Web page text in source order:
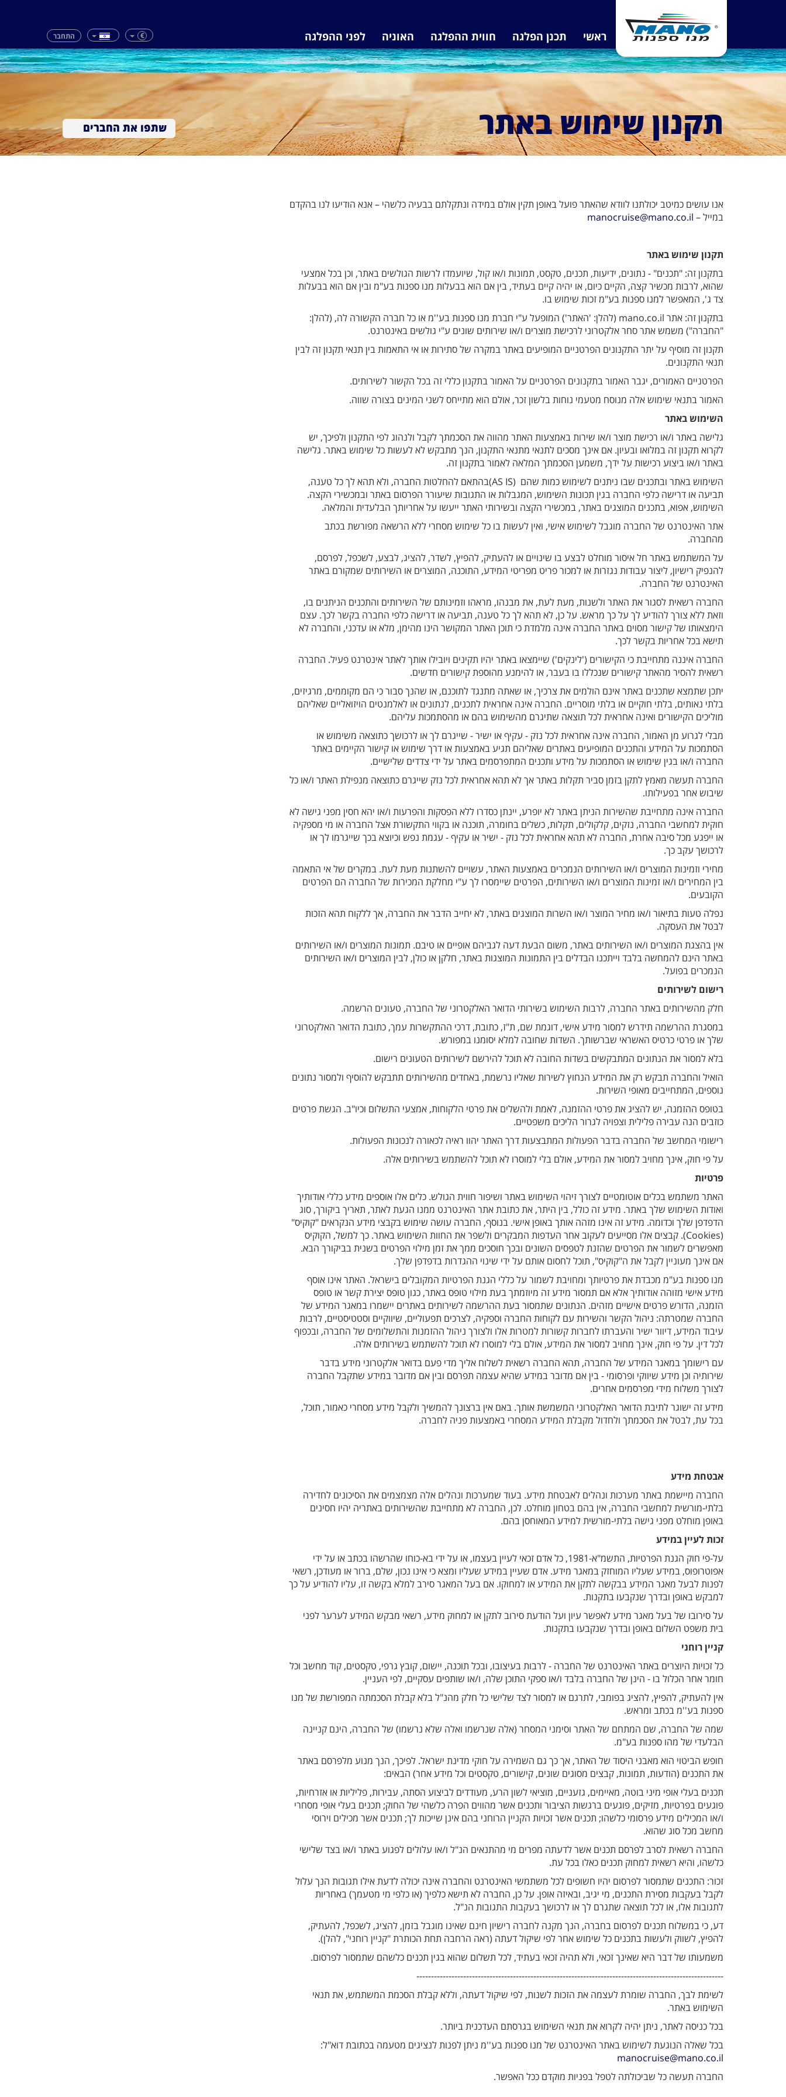
ראשי תכנן הפלגה חווית ההפלגה האוניה לפני ההפלגה € התחבר
תקנון שימוש באתר שתפו את החברים
אנו עושים כמיטב יכולתנו לוודא שהאתר פועל באופן תקין אולם במידה ונתקלתם בבעיה כלשהי – אנא הודיעו לנו בהקדם
במייל – manocruise@mano.co.il
תקנון שימושבאתר
בתקנון זה: "תכנים" - נתונים, ידיעות, תכנים, טקסט, תמונות ו/או קול, שיועמדו לרשות הגולשים באתר, וכן בכל אמצעי
שהוא, לרבות מכשיר קצה, הקיים כיום, או יהיה קיים בעתיד, בין אם הוא בבעלות מנו ספנות בע"מ ובין אם הוא בבעלות
צד ג', המאפשר למנו ספנות בע"מ זכות שימוש בו.
בתקנון זה: אתר mano.co.il (להלן: 'האתר') המופעל ע"י חברת מנו ספנות בע''מ או כל חברה הקשורה לה, (להלן:
"החברה") משמש אתר סחר אלקטרוני לרכישת מוצרים ו/או שירותים שונים ע"י גולשים באינטרנט.
תקנון זה מוסיף על יתר התקנונים הפרטניים המופיעים באתר במקרה של סתירות או אי התאמות בין תנאי תקנון זה לבין
תנאי התקנונים.
הפרטניים האמורים, יגבר האמור בתקנונים הפרטניים על האמור בתקנון כללי זה בכל הקשור לשירותים.
האמור בתנאי שימוש אלה מנוסח מטעמי נוחות בלשון זכר, אולם הוא מתייחס לשני המינים בצורה שווה.
השימוש באתר
גלישה באתר ו/או רכישת מוצר ו/או שירות באמצעות האתר מהווה את הסכמתך לקבל ולנהוג לפי התקנון ולפיכך, יש
לקרוא תקנון זה במלואו ובעיון. אם אינך מסכים לתנאי מתנאי התקנון, הנך מתבקש לא לעשות כל שימוש באתר. גלישה
באתר ו/או ביצוע רכישות על ידך, משמען הסכמתך המלאה לאמור בתקנון זה.
השימוש באתר ובתכנים שבו ניתנים לשימוש כמות שהם (AS IS)בהתאם להחלטות החברה, ולא תהא לך כל טענה,
תביעה או דרישה כלפי החברה בגין תכונות השימוש, המגבלות או התגובות שיעורר הפרסום באתר ובמכשירי הקצה.
השימוש, אפוא, בתכנים המוצגים באתר, במכשירי הקצה ובשירותי האתר ייעשו על אחריותך הבלעדית והמלאה.
אתר האינטרנט של החברה מוגבל לשימוש אישי, ואין לעשות בו כל שימוש מסחרי ללא הרשאה מפורשת בכתב
מהחברה.
על המשתמש באתר חל איסור מוחלט לבצע בו שינויים או להעתיק, להפיץ, לשדר, להציג, לבצע, לשכפל, לפרסם,
להנפיק רישיון, ליצור עבודות נגזרות או למכור פריט מפריטי המידע, התוכנה, המוצרים או השירותים שמקורם באתר
האינטרנט של החברה.
החברה רשאית לסגור את האתר ולשנות, מעת לעת, את מבנהו, מראהו וזמינותם של השירותים והתכנים הניתנים בו,
וזאת ללא צורך להודיע לך על כך מראש. על כן, לא תהא לך כל טענה, תביעה או דרישה כלפי החברה בקשר לכך. עצם
הימצאותו של קישור מסוים באתר החברה אינה מלמדת כי תוכן האתר המקושר הינו מהימן, מלא או עדכני, והחברה לא
תישא בכל אחריות בקשר לכך.
החברה איננה מתחייבת כי הקישורים ('לינקים') שיימצאו באתר יהיו תקינים ויובילו אותך לאתר אינטרנט פעיל. החברה
רשאית להסיר מהאתר קישורים שנכללו בו בעבר, או להימנע מהוספת קישורים חדשים.
יתכן שתמצא שתכנים באתר אינם הולמים את צרכיך, או שאתה מתנגד לתוכנם, או שהנך סבור כי הם מקוממים, מרגיזים,
בלתי נאותים, בלתי חוקיים או בלתי מוסריים. החברה אינה אחראית לתכנים, לנתונים או לאלמנטים הויזואליים שאליהם
מוליכים הקישורים ואינה אחראית לכל תוצאה שתיגרם מהשימוש בהם או מהסתמכות עליהם.
מבלי לגרוע מן האמור, החברה אינה אחראית לכל נזק - עקיף או ישיר - שייגרם לך או לרכושך כתוצאה משימוש או
הסתמכות על המידע והתכנים המופיעים באתרים שאליהם תגיע באמצעות או דרך שימוש או קישור הקיימים באתר
החברה ו/או בגין שימוש או הסתמכות על מידע ותכנים המתפרסמים באתר על ידי צדדים שלישיים.
החברה תעשה מאמץ לתקן בזמן סביר תקלות באתר אך לא תהא אחראית לכל נזק שייגרם כתוצאה מנפילת האתר ו/או כל
שיבוש אחר בפעילותו.
החברה אינה מתחייבת שהשירות הניתן באתר לא יופרע, יינתן כסדרו ללא הפסקות והפרעות ו/או יהא חסין מפני גישה לא
חוקית למחשבי החברה, נזקים, קלקולים, תקלות, כשלים בחומרה, תוכנה או בקווי התקשורת אצל החברה או מי מספקיה
או ייפגע מכל סיבה אחרת, החברה לא תהא אחראית לכל נזק - ישיר או עקיף - עגמת נפש וכיוצא בכך שייגרמו לך או
לרכושך עקב כך.
מחירי וזמינות המוצרים ו/או השירותים הנמכרים באמצעות האתר, עשויים להשתנות מעת לעת. במקרים של אי התאמה
בין המחירים ו/או זמינות המוצרים ו/או השירותים, הפרטים שיימסרו לך ע"י מחלקת המכירות של החברה הם הפרטים
הקובעים.
נפלה טעות בתיאור ו/או מחיר המוצר ו/או השרות המוצגים באתר, לא יחייב הדבר את החברה, אך ללקוח תהא הזכות
לבטל את העסקה.
אין בהצגת המוצרים ו/או השירותים באתר, משום הבעת דעה לגביהם אופיים או טיבם. תמונות המוצרים ו/או השירותים
באתר הינם להמחשה בלבד וייתכנו הבדלים בין התמונות המוצגות באתר, חלקן או כולן, לבין המוצרים ו/או השירותים
הנמכרים בפועל.
רישום לשירותים
חלק מהשירותים באתר החברה, לרבות השימוש בשירותי הדואר האלקטרוני של החברה, טעונים הרשמה.
במסגרת ההרשמה תידרש למסור מידע אישי, דוגמת שם, ת"ז, כתובת, דרכי ההתקשרות עמך, כתובת הדואר האלקטרוני
שלך או פרטי כרטיס האשראי שברשותך. השדות שחובה למלא יסומנו במפורש.
בלא למסור את הנתונים המתבקשים בשדות החובה לא תוכל להירשם לשירותים הטעונים רישום.
הואיל והחברה תבקש רק את המידע הנחוץ לשירות שאליו נרשמת, באחדים מהשירותים תתבקש להוסיף ולמסור נתונים
נוספים, המתחייבים מאופי השירות.
בטופס ההזמנה, יש להציג את פרטי ההזמנה, לאמת ולהשלים את פרטי הלקוחות, אמצעי התשלום וכיו"ב. הגשת פרטים
כוזבים הנה עבירה פלילית וצפויה לגרור הליכים משפטיים.
רישומי המחשב של החברה בדבר הפעולות המתבצעות דרך האתר יהוו ראיה לכאורה לנכונות הפעולות.
על פי חוק, אינך מחויב למסור את המידע, אולם בלי למוסרו לא תוכל להשתמש בשירותים אלה.
פרטיות
האתר משתמש בכלים אוטומטיים לצורך זיהוי השימוש באתר ושיפור חווית הגולש. כלים אלו אוספים מידע כללי אודותיך
ואודות השימוש שלך באתר. מידע זה כולל, בין היתר, את כתובת אתר האינטרנט ממנו הגעת לאתר, תאריך ביקורך, סוג
הדפדפן שלך וכדומה. מידע זה אינו מזהה אותך באופן אישי. בנוסף, החברה עושה שימוש בקבצי מידע הנקראים "קוקיס"
(Cookies). קבצים אלו מסייעים לעקוב אחר העדפות המבקרים ולשפר את החוות השימוש באתר. כך למשל, הקוקיס
מאפשרים לשמור את הפרטים שהזנת לטפסים השונים ובכך חוסכים ממך את זמן מילוי הפרטים בשנית בביקורך הבא.
אם אינך מעוניין לקבל את ה"קוקיס", תוכל לחסום אותם על ידי שינוי ההגדרות בדפדפן שלך.
מנו ספנות בע"מ מכבדת את פרטיותך ומחויבת לשמור על כללי הגנת הפרטיות המקובלים בישראל. האתר אינו אוסף
מידע אישי מזוהה אודותיך אלא אם תמסור מידע זה מיוזמתך בעת מילוי טופס באתר, כגון טופס יצירת קשר או טופס
הזמנה, הדורש פרטים אישיים מזהים. הנתונים שתמסור בעת ההרשמה לשירותים באתרים יישמרו במאגר המידע של
החברה שמטרתה: ניהול הקשר והשירות עם לקוחות החברה וספקיה, לצרכים תפעוליים, שיווקיים וסטטיסטיים, לרבות
עיבוד המידע, דיוור ישיר והעברתו לחברות קשורות למטרות אלו ולצורך ניהול ההזמנות והתשלומים של החברה, ובכפוף
לכל דין. על פי חוק, אינך מחויב למסור את המידע, אולם בלי למוסרו לא תוכל להשתמש בשירותים אלה.
עם רישומך במאגר המידע של החברה, תהא החברה רשאית לשלוח אליך מדי פעם בדואר אלקטרוני מידע בדבר
שירותיה וכן מידע שיווקי ופרסומי - בין אם מדובר במידע שהיא עצמה תפרסם ובין אם מדובר במידע שתקבל החברה
לצורך משלוח מידי מפרסמים אחרים.
מידע זה ישוגר לתיבת הדואר האלקטרוני המשמשת אותך. באם אין ברצונך להמשיך ולקבל מידע מסחרי כאמור, תוכל,
בכל עת, לבטל את הסכמתך ולחדול מקבלת המידע המסחרי באמצעות פניה לחברה.
אבטחת מידע
החברה מיישמת באתר מערכות ונהלים לאבטחת מידע. בעוד שמערכות ונהלים אלה מצמצמים את הסיכונים לחדירה
בלתי-מורשית למחשבי החברה, אין בהם בטחון מוחלט. לכן, החברה לא מתחייבת שהשירותים באתריה יהיו חסינים
באופן מוחלט מפני גישה בלתי-מורשית למידע המאוחסן בהם.
זכות לעיין במידע
על-פי חוק הגנת הפרטיות, התשמ"א-1981, כל אדם זכאי לעיין בעצמו, או על ידי בא-כוחו שהרשהו בכתב או על ידי
אפוטרופוס, במידע שעליו המוחזק במאגר מידע. אדם שעיין במידע שעליו ומצא כי אינו נכון, שלם, ברור או מעודכן, רשאי
לפנות לבעל מאגר המידע בבקשה לתקן את המידע או למחוקו. אם בעל המאגר סירב למלא בקשה זו, עליו להודיע על כך
למבקש באופן ובדרך שנקבעו בתקנות.
על סירובו של בעל מאגר מידע לאפשר עיון ועל הודעת סירוב לתקן או למחוק מידע, רשאי מבקש המידע לערער לפני
בית משפט השלום באופן ובדרך שנקבעו בתקנות.
קניין רוחני
כל זכויות היוצרים באתר האינטרנט של החברה - לרבות בעיצובו, ובכל תוכנה, יישום, קובץ גרפי, טקסטים, קוד מחשב וכל
חומר אחר הכלול בו - הינן של החברה בלבד ו/או ספקי התוכן שלה, ו/או שותפים עסקיים, לפי העניין.
אין להעתיק, להפיץ, להציג בפומבי, לתרגם או למסור לצד שלישי כל חלק מהנ"ל בלא קבלת הסכמתה המפורשת של מנו
ספנות בע''מ בכתב ומראש.
שמה של החברה, שם המתחם של האתר וסימני המסחר (אלה שנרשמו ואלה שלא נרשמו) של החברה, הינם קניינה
הבלעדי של מהו ספנות בע"מ.
חופש הביטוי הוא מאבני היסוד של האתר, אך כך גם השמירה על חוקי מדינת ישראל. לפיכך, הנך מנוע מלפרסם באתר
את התכנים (הודעות, תמונות, קבצים מסוגים שונים, קישורים, טקסטים וכל מידע אחר) הבאים:
תכנים בעלי אופי מיני בוטה, מאיימים, גזעניים, מוציאי לשון הרע, מעודדים לביצוע הסתה, עבירות, פליליות או אזרחיות,
פוגעים בפרטיות, מזיקים, פוגעים ברגשות הציבור ותכנים אשר מהווים הפרה כלשהי של החוק; תכנים בעלי אופי מסחרי
ו/או המכילים מידע פרסומי כלשהו; תכנים אשר זכויות הקניין הרוחני בהם אינן שייכות לך; תכנים אשר מכילים וירוסי
מחשב מכל סוג שהוא.
החברה רשאית לסרב לפרסם תכנים אשר לדעתה מפרים מי מהתנאים הנ"ל ו/או עלולים לפגוע באתר ו/או בצד שלישי
כלשהו, והיא רשאית למחוק תכנים כאלו בכל עת.
זכור: התכנים שתמסור לפרסום יהיו חשופים לכל משתמשי האינטרנט והחברה אינה יכולה לדעת אילו תגובות הנך עלול
לקבל בעקבות מסירת התכנים, מי יגיב, ובאיזה אופן. על כן, החברה לא תישא כלפיך (או כלפי מי מטעמך) באחריות
לתגובות אלו, או לכל תוצאה שתגרם לך או לרכושך בעקבות התגובות הנ"ל.
דע, כי במשלוח תכנים לפרסום בחברה, הנך מקנה לחברה רישיון חינם שאינו מוגבל בזמן, להציג, לשכפל, להעתיק,
להפיץ, לשווק ולעשות בתכנים כל שימוש אחר לפי שיקול דעתה (ראה הרחבה תחת הכותרת "קניין רוחני", להלן).
משמעותו של דבר היא שאינך זכאי, ולא תהיה זכאי בעתיד, לכל תשלום שהוא בגין תכנים כלשהם שתמסור לפרסום.
---------------------------------------------------------------------------------------------------------
לשימת לבך, החברה שומרת לעצמה את הזכות לשנות, לפי שיקול דעתה, וללא קבלת הסכמת המשתמש, את תנאי
השימוש באתר.
בכל כניסה לאתר, ניתן יהיה לקרוא את תנאי השימוש בגרסתם העדכנית ביותר.
בכל שאלה הנוגעת לשימוש באתר האינטרנט של מנו ספנות בע''מ ניתן לפנות לנציגים מטעמה בכתובת דוא"ל:
manocruise@mano.co.il
החברה תעשה כל שביכולתה לטפל בפניות מוקדם ככל האפשר.